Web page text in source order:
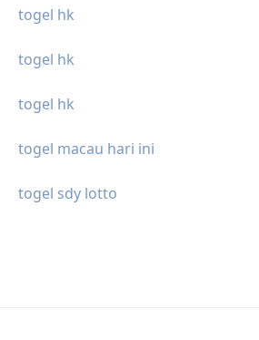
togel hk
togel hk
togel hk
togel macau hari ini
togel sdy lotto